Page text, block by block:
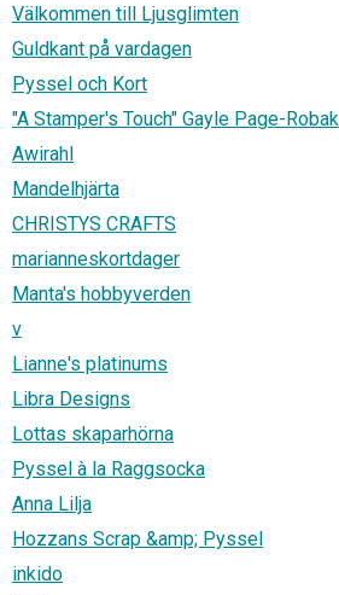
Välkommen till Ljusglimten
Guldkant på vardagen
Pyssel och Kort
"A Stamper's Touch" Gayle Page-Robak
Awirahl
Mandelhjärta
CHRISTYS CRAFTS
marianneskortdager
Manta's hobbyverden
v
Lianne's platinums
Libra Designs
Lottas skaparhörna
Pyssel à la Raggsocka
Anna Lilja
Hozzans Scrap &amp; Pyssel
inkido